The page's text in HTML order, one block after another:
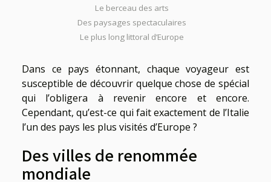
Le berceau des arts
Des paysages spectaculaires
Le plus long littoral d’Europe
Dans ce pays étonnant, chaque voyageur est
susceptible de découvrir quelque chose de spécial
qui l’obligera à revenir encore et encore.
Cependant, qu’est-ce qui fait exactement de l’Italie
l’un des pays les plus visités d’Europe ?
Des villes de renommée
mondiale